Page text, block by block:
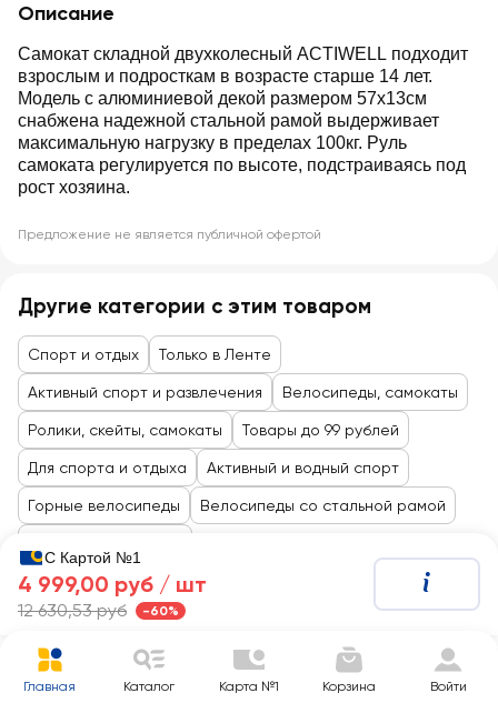
Описание
Самокат складной двухколесный ACTIWELL подходит
взрослым и подросткам в возрасте старше 14 лет.
Модель с алюминиевой декой размером 57х13см
снабжена надежной стальной рамой выдерживает
максимальную нагрузку в пределах 100кг. Руль
самоката регулируется по высоте, подстраиваясь под
рост хозяина.
Предложение не является публичной офертой
Другие категории с этим товаром
Спорт и отдых Только в Ленте
Активный спорт и развлечения Велосипеды, самокаты
Ролики, скейты, самокаты Товары до 99 рублей
Для спорта и отдыха Активный и водный спорт
Горные велосипеды Велосипеды со стальной рамой
С Картой №1
4 999,00 руб / шт
12 630,53 руб -60%
Главная Каталог Карта №1 Корзина Войти